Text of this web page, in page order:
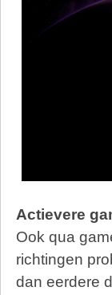
Actievere
Ook qua
richtingen
dan eerdere